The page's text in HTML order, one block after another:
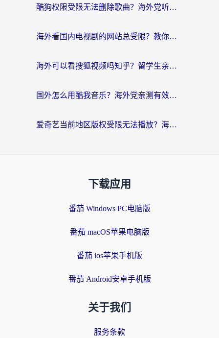
酷狗权限受限无法删除歌曲？海外党听国内音乐的终极解决方案来了
海外看国内电视剧的网站总受限？教你选对回国加速器，轻松追热剧
海外可以看搜狐视频吗知乎？留学生亲测有效的回国加速器选择指南
国外怎么用酷我音乐？海外党亲测有效的回国加速方案，附千千音乐中文歌收听指南
爱奇艺当前地区版权受限无法播放？海外党追剧看电影的终极解决方案来了
下载应用
番茄 Windows PC电脑版
番茄 macOS苹果电脑版
番茄 ios苹果手机版
番茄 Android安卓手机版
关于我们
服务条款